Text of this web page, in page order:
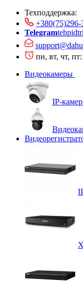
Техподдержка:
+380(75)296-
Telegram
пн, вт, чт,
Видеокамеры
IP-